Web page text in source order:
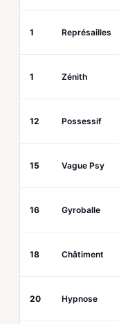
1 Représailles
1 Zénith
12 Possessif
15 Vague Psy
16 Gyroballe
18 Châtiment
20 Hypnose